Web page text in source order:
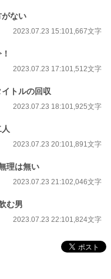
ない
2023.07.23 15:101,667文字
2023.07.23 17:101,512文字
トルの回収
2023.07.23 18:101,925文字
2023.07.23 20:101,891文字
理は無い
2023.07.23 21:102,046文字
む男
2023.07.23 22:101,824文字